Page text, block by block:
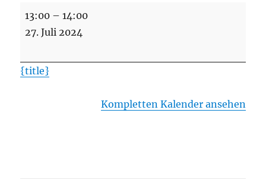
13:00 –14:00
27. Juli 2024
{title}
Kompletten Kalender ansehen